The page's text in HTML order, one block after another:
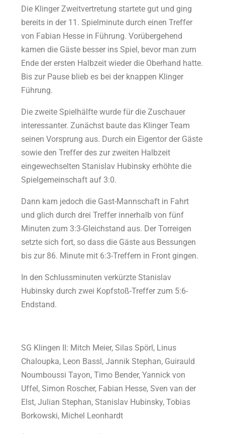
Die Klinger Zweitvertretung startete gut und ging
bereits in der 11. Spielminute durch einen Treffer
von Fabian Hesse in Führung. Vorübergehend
kamen die Gäste besser ins Spiel, bevor man zum
Ende der ersten Halbzeit wieder die Oberhand hatte.
Bis zur Pause blieb es bei der knappen Klinger
Führung.
Die zweite Spielhälfte wurde für die Zuschauer
interessanter. Zunächst baute das Klinger Team
seinen Vorsprung aus. Durch ein Eigentor der Gäste
sowie den Treffer des zur zweiten Halbzeit
eingewechselten Stanislav Hubinsky erhöhte die
Spielgemeinschaft auf 3:0.
Dann kam jedoch die Gast-Mannschaft in Fahrt
und glich durch drei Treffer innerhalb von fünf
Minuten zum 3:3-Gleichstand aus. Der Torreigen
setzte sich fort, so dass die Gäste aus Bessungen
bis zur 86. Minute mit 6:3-Treffern in Front gingen.
In den Schlussminuten verkürzte Stanislav
Hubinsky durch zwei Kopfstoß-Treffer zum 5:6-
Endstand.
SG Klingen II: Mitch Meier, Silas Spörl, Linus
Chaloupka, Leon Bassl, Jannik Stephan, Guirauld
Noumboussi Tayon, Timo Bender, Yannick von
Uffel, Simon Roscher, Fabian Hesse, Sven van der
Elst, Julian Stephan, Stanislav Hubinsky, Tobias
Borkowski, Michel Leonhardt